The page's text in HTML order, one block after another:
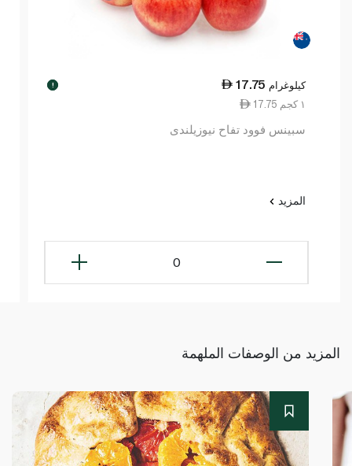
17.75 كيلوغرام !
17.75 ١ كجم
سبينس فوود تفاح نيوزيلندى
المزيد
0
المزيد من الوصفات الملهمة